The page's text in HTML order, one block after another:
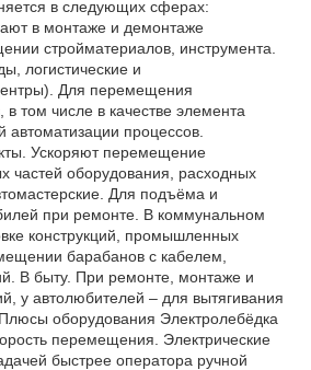
в следующих сферах:
в монтаже и демонтаже
стройматериалов, инструмента.
логистические и
Для перемещения
в том числе в качестве элемента
автоматизации процессов.
Ускоряют перемещение
частей оборудования, расходных
Для подъёма и
при ремонте. В коммунальном
конструкций, промышленных
барабанов с кабелем,
В быту. При ремонте, монтаже и
у автолюбителей – для вытягивания
оборудования Электролебёдка
перемещения. Электрические
быстрее оператора ручной